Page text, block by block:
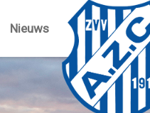
Nieuws